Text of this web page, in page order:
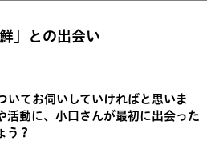
鮮」との出会い
てお伺いしていければと思いま
活動に、小口さんが最初に出会った
う？